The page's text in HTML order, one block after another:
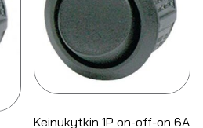
Keinukytkin 1P on-off-on 6A